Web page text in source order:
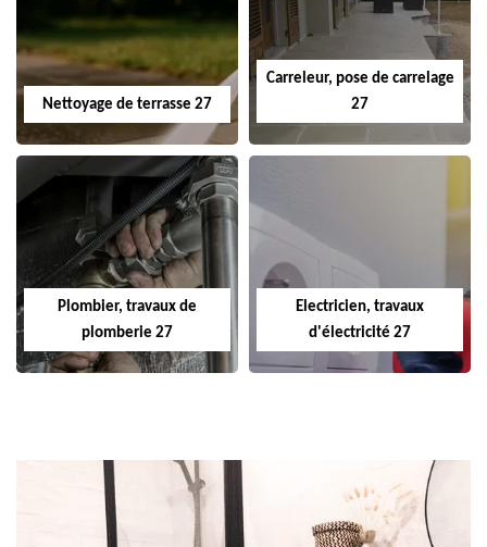
Nettoyage de terrasse 27
Carreleur, pose de carrelage
27
Plombier, travaux de
plomberie 27
Electricien, travaux
d'électricité 27